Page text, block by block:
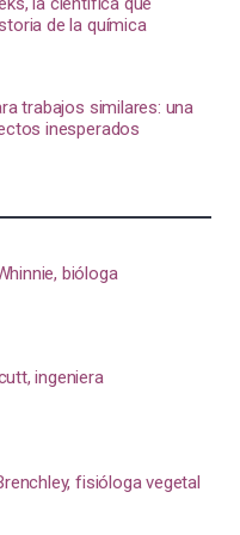
de la química
trabajos similares: una
inesperados
bióloga
ingeniera
fisióloga vegetal